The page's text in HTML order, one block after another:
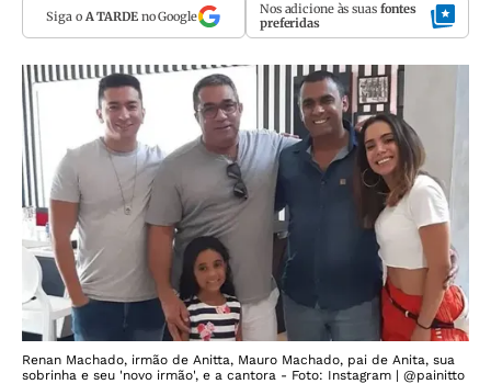
Siga o A TARDEno Google Nos adicione às suas fontes
preferidas
Renan Machado, irmão de Anitta, Mauro Machado, pai de Anita, sua
sobrinha e seu 'novo irmão', e a cantora - Foto: Instagram | @painitto